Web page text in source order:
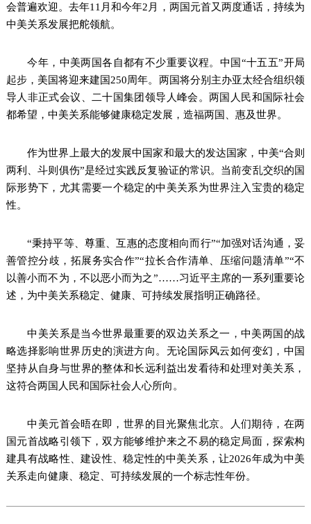
会普遍欢迎。去年11月和今年2月，两国元首又两度通话，持续为
中美关系发展把舵领航。
今年，中美两国各自都有不少重要议程。中国“十五五”开局
起步，美国将迎来建国250周年。两国将分别主办亚太经合组织领
导人非正式会议、二十国集团领导人峰会。两国人民和国际社会
都希望，中美关系能够健康稳定发展，造福两国、惠及世界。
作为世界上最大的发展中国家和最大的发达国家，中美“合则
两利、斗则俱伤”是经过实践反复验证的常识。当前变乱交织的国
际形势下，尤其需要一个稳定的中美关系为世界注入宝贵的稳定
性。
“秉持平等、尊重、互惠的态度相向而行”“加强对话沟通，妥
善管控分歧，拓展务实合作”“拉长合作清单、压缩问题清单”“不
以善小而不为，不以恶小而为之”……习近平主席的一系列重要论
述，为中美关系稳定、健康、可持续发展指明正确路径。
中美关系是当今世界最重要的双边关系之一，中美两国的战
略选择影响世界历史的演进方向。无论国际风云如何变幻，中国
坚持从自身与世界的整体和长远利益出发看待和处理对美关系，
这符合两国人民和国际社会人心所向。
中美元首会晤在即，世界的目光聚焦北京。人们期待，在两
国元首战略引领下，双方能够维护来之不易的稳定局面，探索构
建具有战略性、建设性、稳定性的中美关系，让2026年成为中美
关系走向健康、稳定、可持续发展的一个标志性年份。